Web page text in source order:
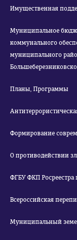
Имущественная
Муниципальное
коммунального
муниципального
Планы, Программы
Формирование
О противодействии
ФГБУ ФКП
Всероссийская
Муниципальный